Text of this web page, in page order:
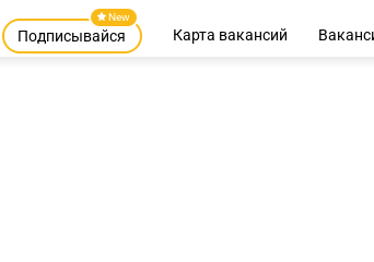
New
Подписывайся Карта вакансий